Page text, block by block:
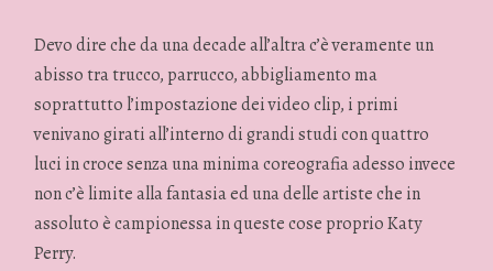
Devo dire che da una decade all’altra c’è veramente un
abisso tra trucco, parrucco, abbigliamento ma
soprattutto l’impostazione dei video clip, i primi
venivano girati all’interno di grandi studi con quattro
luci in croce senza una minima coreografia adesso invece
non c’è limite alla fantasia ed una delle artiste che in
assoluto è campionessa in queste cose proprio Katy
Perry.